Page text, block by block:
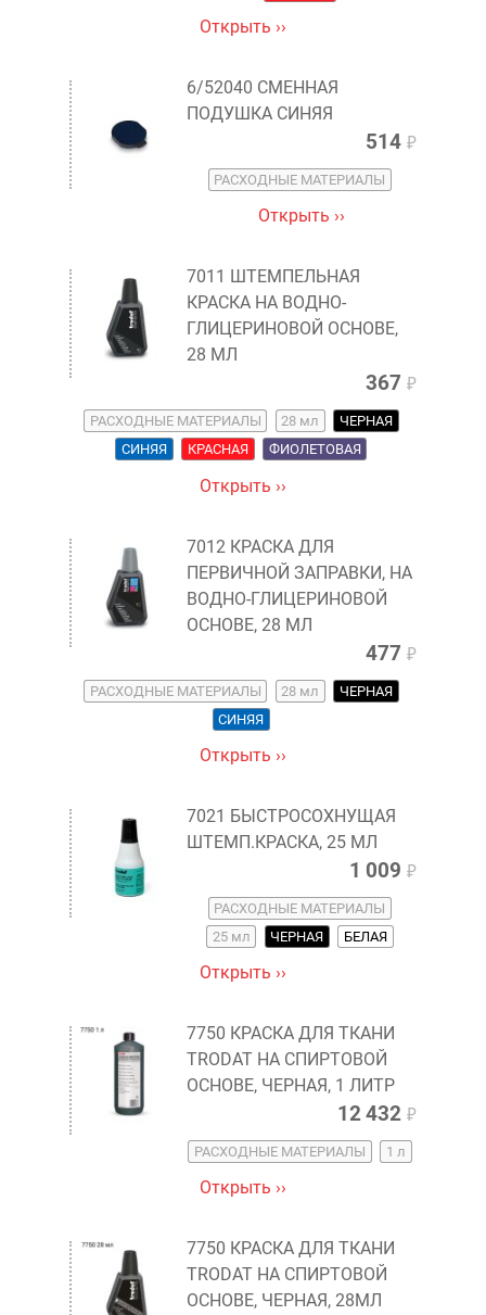
Открыть ››
6/52040 СМЕННАЯ
ПОДУШКА СИНЯЯ
514 ₽
РАСХОДНЫЕ МАТЕРИАЛЫ
Открыть ››
7011 ШТЕМПЕЛЬНАЯ
КРАСКА НА ВОДНО-
ГЛИЦЕРИНОВОЙ ОСНОВЕ,
28 МЛ
367 ₽
РАСХОДНЫЕ МАТЕРИАЛЫ 28 мл
ЧЕРНАЯ
СИНЯЯ
КРАСНАЯ ФИОЛЕТОВАЯ
Открыть ››
7012 КРАСКА ДЛЯ
ПЕРВИЧНОЙ ЗАПРАВКИ, НА
ВОДНО-ГЛИЦЕРИНОВОЙ
ОСНОВЕ, 28 МЛ
477 ₽
РАСХОДНЫЕ МАТЕРИАЛЫ 28 мл
ЧЕРНАЯ
СИНЯЯ
Открыть ››
7021 БЫСТРОСОХНУЩАЯ
ШТЕМП.КРАСКА, 25 МЛ
1 009 ₽
РАСХОДНЫЕ МАТЕРИАЛЫ
25 мл
ЧЕРНАЯ БЕЛАЯ
Открыть ››
7750 КРАСКА ДЛЯ ТКАНИ
TRODAT НА СПИРТОВОЙ
ОСНОВЕ, ЧЕРНАЯ, 1 ЛИТР
12 432 ₽
РАСХОДНЫЕ МАТЕРИАЛЫ 1 л
Открыть ››
7750 КРАСКА ДЛЯ ТКАНИ
TRODAT НА СПИРТОВОЙ
ОСНОВЕ, ЧЕРНАЯ, 28МЛ